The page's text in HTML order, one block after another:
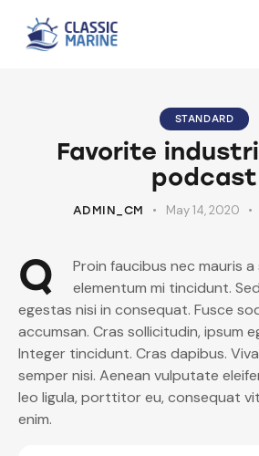
STANDARD
Favorite
podcast
ADMIN_CM May 14, 2020
Q
Proin faucibus nec mauris a
elementum mi tincidunt.
egestas nisi in consequat. Fusce
accumsan. Cras sollicitudin, ipsum
Integer tincidunt. Cras dapibus.
semper nisi. Aenean vulputate
leo ligula, porttitor eu, consequat
enim.